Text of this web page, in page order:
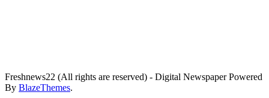
Freshnews22 (All rights are reserved) - Digital Newspaper Powered
By BlazeThemes.